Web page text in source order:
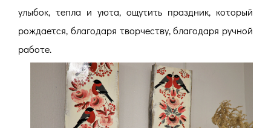
улыбок, тепла и уюта, ощутить праздник, который
рождается, благодаря творчеству, благодаря ручной
работе.